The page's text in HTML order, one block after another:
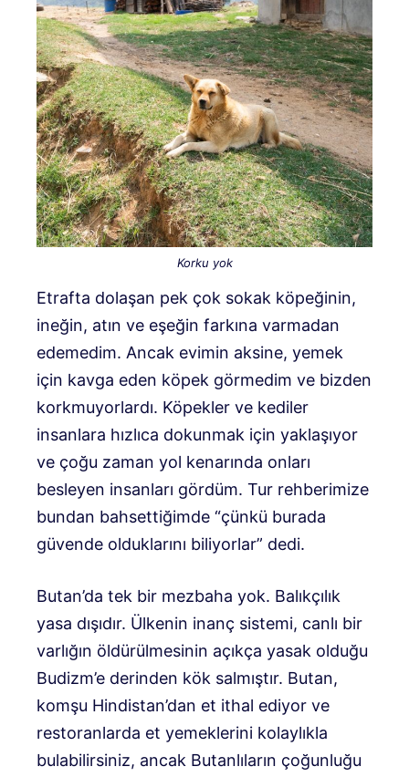
Korku yok
Etrafta dolaşan pek çok sokak köpeğinin,
ineğin, atın ve eşeğin farkına varmadan
edemedim. Ancak evimin aksine, yemek
için kavga eden köpek görmedim ve bizden
korkmuyorlardı. Köpekler ve kediler
insanlara hızlıca dokunmak için yaklaşıyor
ve çoğu zaman yol kenarında onları
besleyen insanları gördüm. Tur rehberimize
bundan bahsettiğimde “çünkü burada
güvende olduklarını biliyorlar” dedi.
Butan’da tek bir mezbaha yok. Balıkçılık
yasa dışıdır. Ülkenin inanç sistemi, canlı bir
varlığın öldürülmesinin açıkça yasak olduğu
Budizm’e derinden kök salmıştır. Butan,
komşu Hindistan’dan et ithal ediyor ve
restoranlarda et yemeklerini kolaylıkla
bulabilirsiniz, ancak Butanlıların çoğunluğu